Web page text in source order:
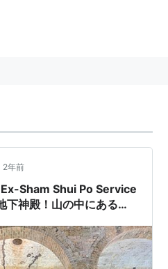
2年前
Sham Shui Po Service
神殿！山の中にある貯